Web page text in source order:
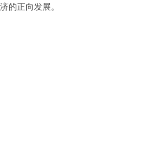
的正向发展。